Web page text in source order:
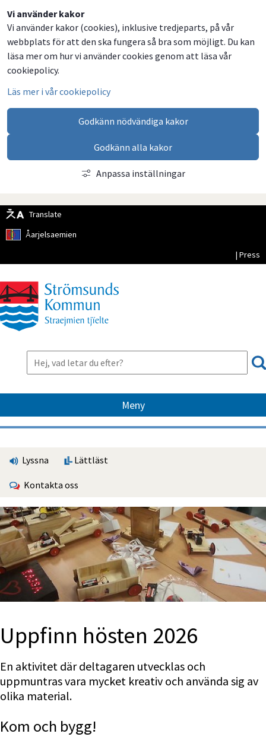
Vi använder kakor
Vi använder kakor (cookies), inklusive tredjeparts, på vår
webbplats för att den ska fungera så bra som möjligt. Du kan
läsa mer om hur vi använder cookies genom att läsa vår
cookiepolicy.
Läs mer i vår cookiepolicy
Godkänn nödvändiga kakor
Godkänn alla kakor
Anpassa inställningar
Translate
Åarjelsaemien
| Press
Meny
Lyssna Lättläst
Kontakta oss
Uppfinn hösten 2026
En aktivitet där deltagaren utvecklas och
uppmuntras vara mycket kreativ och använda sig av
olika material.
Kom och bygg!
Dela
på
Facebook
Dela
på
Twitter
Dela
på
LinkedIn
Dela
via
email